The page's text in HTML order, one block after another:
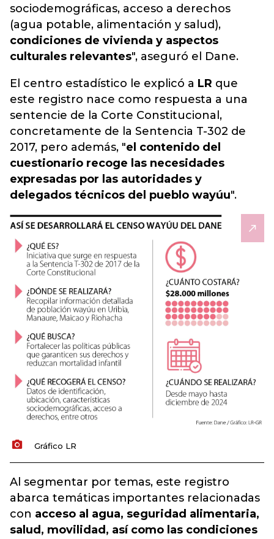
sociodemográficas, acceso a derechos
(agua potable, alimentación y salud),
condiciones de vivienda y aspectos
culturales relevantes", aseguró el Dane.
El centro estadístico le explicó a LR que
este registro nace como respuesta a una
sentencie de la Corte Constitucional,
concretamente de la Sentencia T-302 de
2017, pero además, "el contenido del
cuestionario recoge las necesidades
expresadas por las autoridades y
delegados técnicos del pueblo wayúu".
Gráfico LR
Al segmentar por temas, este registro
abarca temáticas importantes relacionadas
con acceso al agua, seguridad alimentaria,
salud, movilidad, así como las condiciones